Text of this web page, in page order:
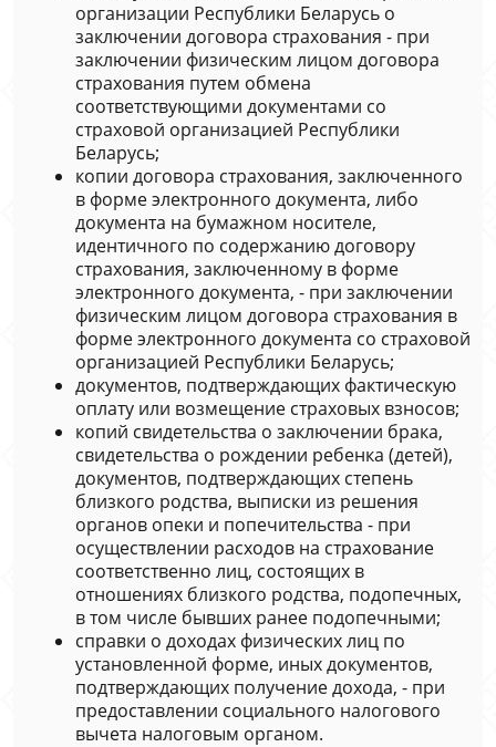
организации Республики Беларусь о
заключении договора страхования - при
заключении физическим лицом договора
страхования путем обмена
соответствующими документами со
страховой организацией Республики
Беларусь;
копии договора страхования, заключенного
в форме электронного документа, либо
документа на бумажном носителе,
идентичного по содержанию договору
страхования, заключенному в форме
электронного документа, - при заключении
физическим лицом договора страхования в
форме электронного документа со страховой
организацией Республики Беларусь;
документов, подтверждающих фактическую
оплату или возмещение страховых взносов;
копий свидетельства о заключении брака,
свидетельства о рождении ребенка (детей),
документов, подтверждающих степень
близкого родства, выписки из решения
органов опеки и попечительства - при
осуществлении расходов на страхование
соответственно лиц, состоящих в
отношениях близкого родства, подопечных,
в том числе бывших ранее подопечными;
справки о доходах физических лиц по
установленной форме, иных документов,
подтверждающих получение дохода, - при
предоставлении социального налогового
вычета налоговым органом.